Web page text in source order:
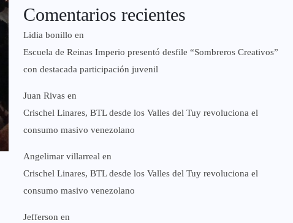
Comentarios recientes
Lidia bonillo en
Escuela de Reinas Imperio presentó desfile “Sombreros Creativos”
con destacada participación juvenil
Juan Rivas en
Crischel Linares, BTL desde los Valles del Tuy revoluciona el
consumo masivo venezolano
Angelimar villarreal en
Crischel Linares, BTL desde los Valles del Tuy revoluciona el
consumo masivo venezolano
Jefferson en